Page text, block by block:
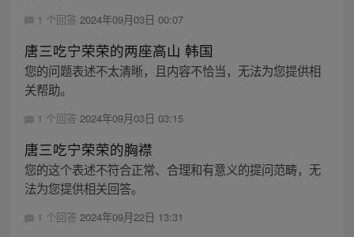
1 个回答 2024年09月03日 00:07
唐三吃宁荣荣的两座高山 韩国
您的问题表述不太清晰，且内容不恰当，无法为您提供相
关帮助。
1 个回答 2024年09月03日 03:15
唐三吃宁荣荣的胸襟
您的这个表述不符合正常、合理和有意义的提问范畴，无
法为您提供相关回答。
1 个回答 2024年09月22日 13:31